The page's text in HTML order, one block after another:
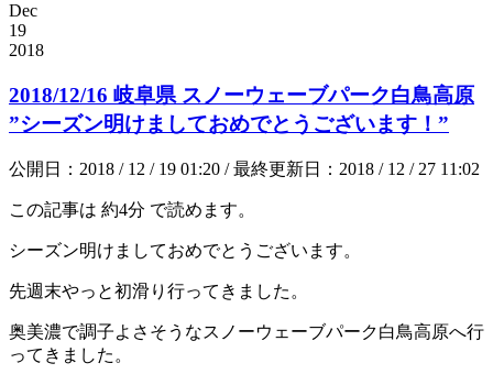
Dec
19
2018
2018/12/16 岐阜県 スノーウェーブパーク白鳥高原
”シーズン明けましておめでとうございます！”
公開日：2018 / 12 / 19 01:20 / 最終更新日：2018 / 12 / 27 11:02
この記事は 約4分 で読めます。
シーズン明けましておめでとうございます。
先週末やっと初滑り行ってきました。
奥美濃で調子よさそうなスノーウェーブパーク白鳥高原へ行
ってきました。